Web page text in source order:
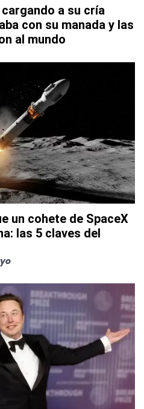
a su cría
con su manada y las
al mundo
un cohete de SpaceX
las 5 claves del